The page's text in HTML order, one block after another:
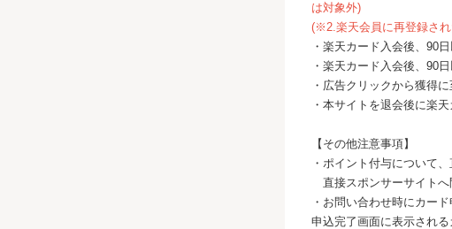
は対象外)
(※2.楽天会員に再登録さ
・楽天カード入会後、90
・楽天カード入会後、90
・広告クリックから獲得
・本サイトを退会後に楽
【その他注意事項】
・ポイント付与について
直接スポンサーサイトへ
・お問い合わせ時にカー
申込完了画面に表示され